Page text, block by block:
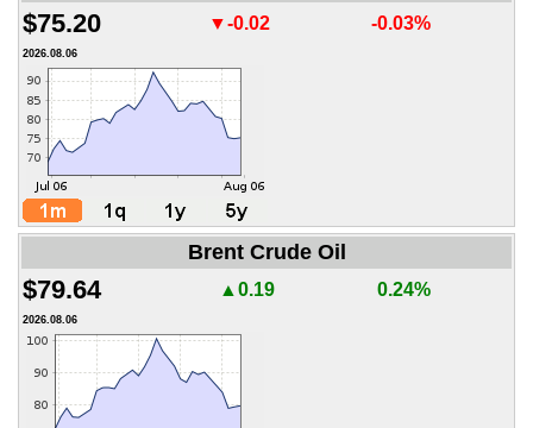
$75.20 ▼-0.02 -0.03%
2026.08.06
Brent Crude Oil
$79.64 ▲0.19 0.24%
2026.08.06